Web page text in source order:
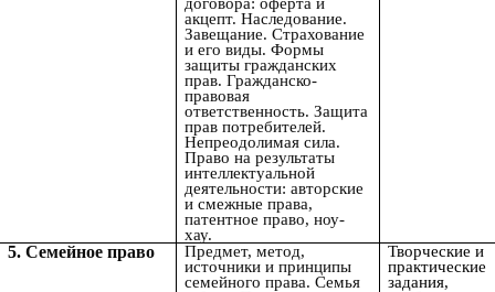
договора: оферта и
акцепт. Наследование.
Завещание. Страхование
и его виды. Формы
защиты гражданских
прав. Гражданско-
правовая
ответственность. Защита
прав потребителей.
Непреодолимая сила.
Право на результаты
интеллектуальной
деятельности: авторские
и смежные права,
патентное право, ноу-
хау.
5.Семейное право
Предмет, метод,
источники и принципы
семейного права. Семья
Творческие и
практические
задания,